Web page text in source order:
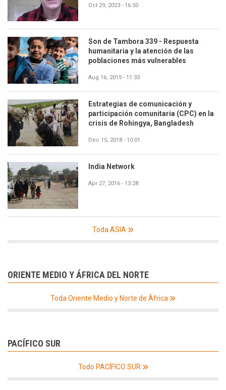
Oct 29, 2023 - 16:50
Son de Tambora 339 - Respuesta
humanitaria y la atención de las
poblaciones más vulnerables
Aug 16, 2019 - 11:33
Estrategias de comunicación y
participación comunitaria (CPC) en la
crisis de Rohingya, Bangladesh
Dec 15, 2018 - 10:01
India Network
Apr 27, 2016 - 13:28
Toda ASIA
ORIENTE MEDIO Y ÁFRICA DEL NORTE
Toda Oriente Medio y Norte de África
PACÍFICO SUR
Todo PACÍFICO SUR